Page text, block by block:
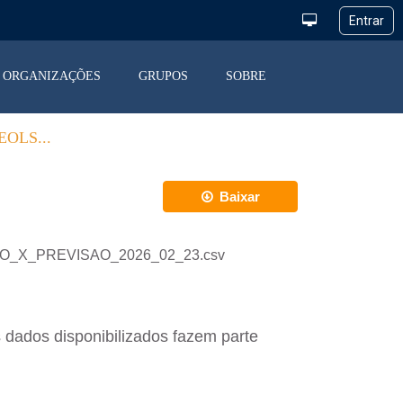
ORGANIZAÇÕES GRUPOS SOBRE
Baixar
disponibilizados fazem parte